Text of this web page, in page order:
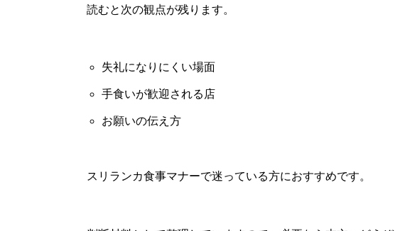
読むと次の観点が残ります。
失礼になりにくい場面
手食いが歓迎される店
お願いの伝え方
スリランカ食事マナーで迷っている方におすすめです。